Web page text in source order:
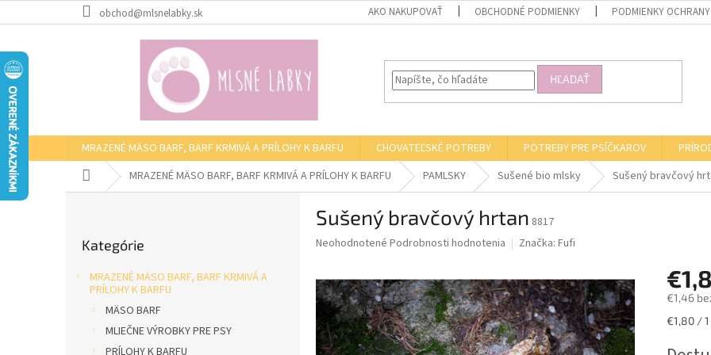
na
obchod@mlsnelabky.sk AKO NAKUPOVAŤ OBCHODNÉ PODMIENKY PODMIENKY OCHRANY
HĽADAŤ
MRAZENÉ MÄSO BARF, BARF KRMIVÁ A PRÍLOHY K BARFU CHOVATEĽSKÉ POTREBY POTREBY PRE PSÍČKAROV
DomovMRAZENÉ MÄSO BARF, BARF KRMIVÁ A PRÍLOHY K BARFU PAMLSKY Sušené bio mlsky Sušený bravčový
kategórie
Kategórie
MRAZENÉ MÄSO BARF, BARF KRMIVÁ A
PRÍLOHY K BARFU
MÄSO BARF
MLIEČNE VÝROBKY PRE PSY
PRÍLOHY K BARFU
Sušený bravčový hrtan 8817
Priemerné
je
0,0
z
5
hviezdičiek.
Neohodnotené Podrobnosti hodnotenia Značka: Fufi
€1,46
€1,80 / 1